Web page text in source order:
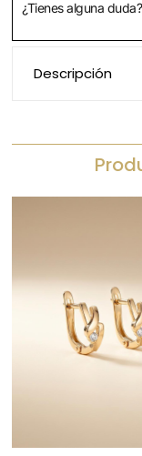
¿Tienes alguna duda?
Descripción